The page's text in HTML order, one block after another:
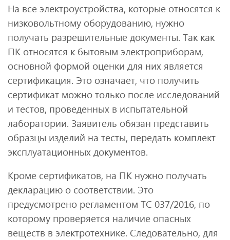
На все электроустройства, которые относятся к
низковольтному оборудованию, нужно
получать разрешительные документы. Так как
ПК относятся к бытовым электроприборам,
основной формой оценки для них является
сертификация. Это означает, что получить
сертификат можно только после исследований
и тестов, проведенных в испытательной
лаборатории. Заявитель обязан представить
образцы изделий на тесты, передать комплект
эксплуатационных документов.
Кроме сертификатов, на ПК нужно получать
декларацию о соответствии. Это
предусмотрено регламентом ТС 037/2016, по
которому проверяется наличие опасных
веществ в электротехнике. Следовательно, для